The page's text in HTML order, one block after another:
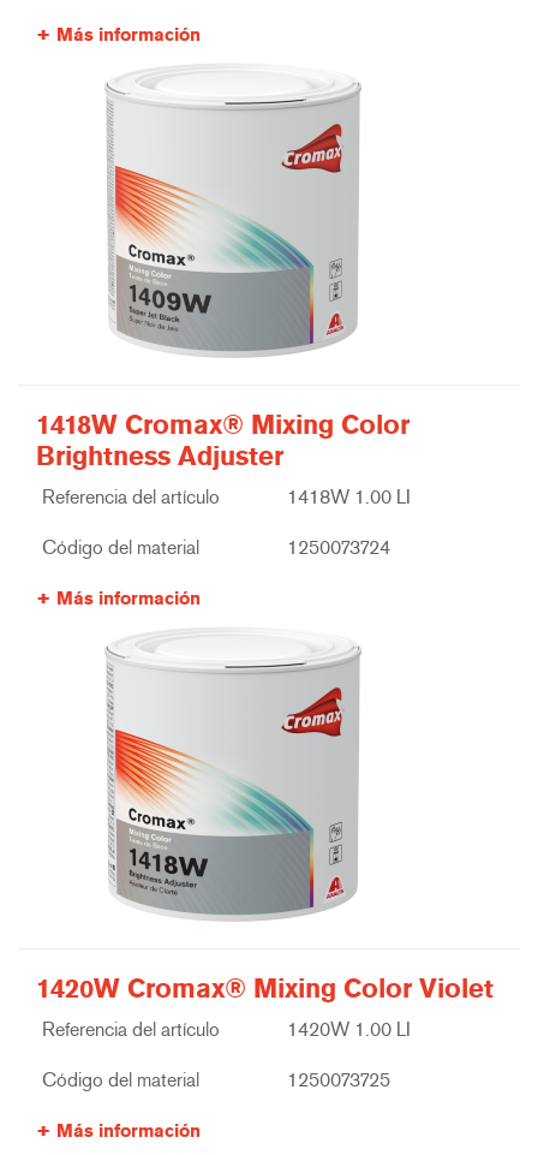
Más información
1418W Cromax® Mixing Color
Brightness Adjuster
Referencia del artículo 1418W 1.00 LI
Código del material 1250073724
Más información
1420W Cromax® Mixing Color Violet
Referencia del artículo 1420W 1.00 LI
Código del material 1250073725
Más información